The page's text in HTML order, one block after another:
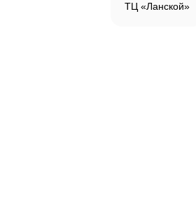
ТЦ «Ланской»